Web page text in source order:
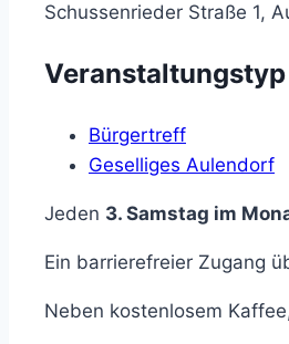
Schussenrieder Straße 1,
Veranstaltungstyp
Bürgertreff
Geselliges Aulendorf
Jeden 3. Samstag im
Ein barrierefreier Zugang
Neben kostenlosem